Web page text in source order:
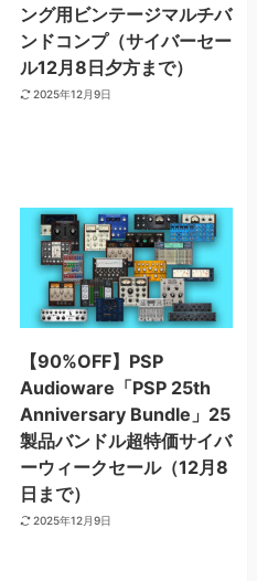
ング用ビンテージマルチバ
ンドコンプ（サイバーセー
ル12月8日夕方まで）
2025年12月9日
【90%OFF】PSP
Audioware「PSP 25th
Anniversary Bundle」25
製品バンドル超特価サイバ
ーウィークセール（12月8
日まで）
2025年12月9日